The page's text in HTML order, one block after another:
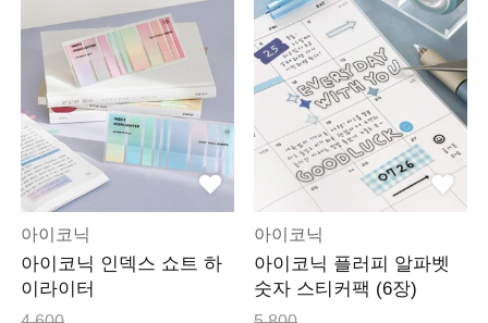
아이코닉
아이코닉 인덱스 쇼트 하
이라이터
아이코닉
아이코닉 플러피 알파벳
숫자 스티커팩 (6장)